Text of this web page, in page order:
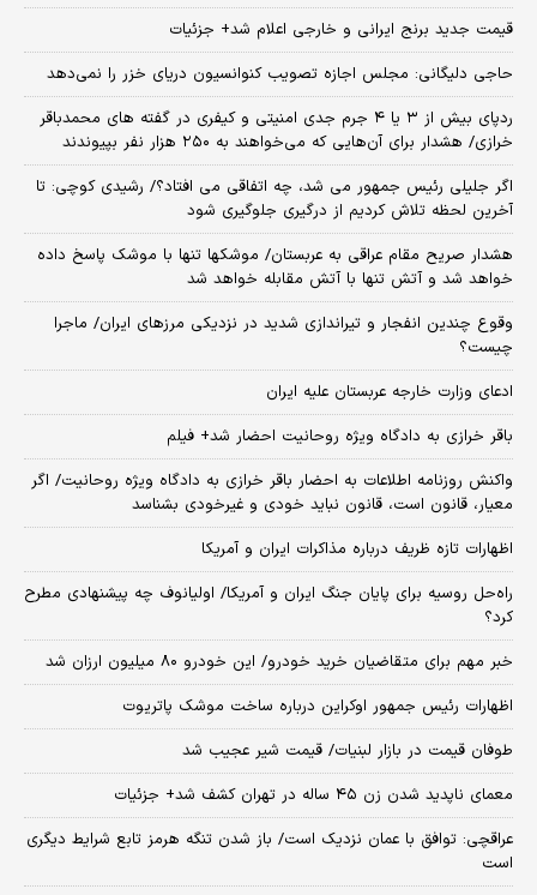
قیمت جدید برنج ایرانی و خارجی اعلام شد+ جزئیات
حاجی دلیگانی: مجلس اجازه تصویب کنوانسیون دریای خزر را نمی‌دهد
ردپای بیش از ۳ یا ۴ جرم جدی امنیتی و کیفری در گفته های محمدباقر
خرازی/ هشدار برای آن‌هایی که می‌خواهند به ۲۵۰ هزار نفر بپیوندند
اگر جلیلی رئیس جمهور می شد، چه اتفاقی می افتاد؟/ رشیدی کوچی: تا
آخرین لحظه تلاش کردیم از درگیری جلوگیری شود
هشدار صریح مقام عراقی به عربستان/ موشکها تنها با موشک پاسخ داده
خواهد شد و آتش تنها با آتش مقابله خواهد شد
وقوع چندین انفجار و تیراندازی شدید در نزدیکی مرز‌های ایران/ ماجرا
چیست؟
ادعای وزارت خارجه عربستان علیه ایران
باقر خرازی به دادگاه ویژه روحانیت احضار شد+ فیلم
واکنش روزنامه اطلاعات به احضار باقر خرازی به دادگاه ویژه روحانیت/ اگر
معیار، قانون است، قانون نباید خودی و غیرخودی بشناسد
اظهارات تازه ظریف درباره مذاکرات ایران و آمریکا
راه‌حل روسیه برای پایان جنگ ایران و آمریکا/ اولیانوف چه پیشنهادی مطرح
کرد؟
خبر مهم برای متقاضیان خرید خودرو/ این خودرو ۸۰ میلیون ارزان شد
اظهارات رئیس جمهور اوکراین درباره ساخت موشک پاتریوت
طوفان قیمت در بازار لبنیات/ قیمت شیر عجیب شد
معمای ناپدید شدن زن ۴۵ ساله در تهران کشف شد+ جزئیات
عراقچی: توافق با عمان نزدیک است/ باز شدن تنگه هرمز تابع شرایط دیگری
است